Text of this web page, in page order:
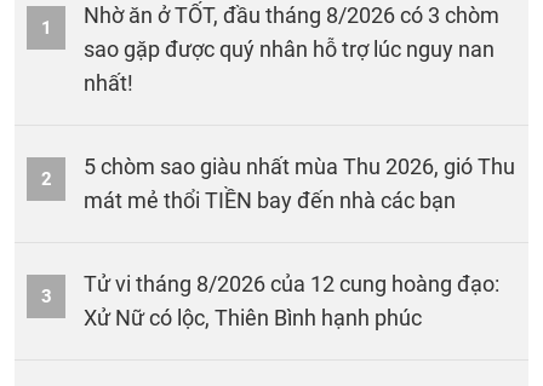
1
Nhờ ăn ở TỐT, đầu tháng 8/2026 có 3 chòm
sao gặp được quý nhân hỗ trợ lúc nguy nan
nhất!
2
5 chòm sao giàu nhất mùa Thu 2026, gió Thu
mát mẻ thổi TIỀN bay đến nhà các bạn
3
Tử vi tháng 8/2026 của 12 cung hoàng đạo:
Xử Nữ có lộc, Thiên Bình hạnh phúc